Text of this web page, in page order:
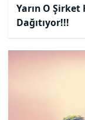
Yarın O
Dağıtıyor!!!